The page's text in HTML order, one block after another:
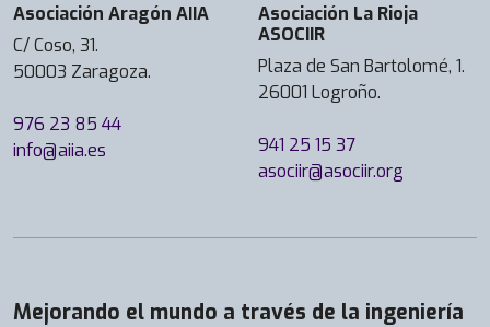
Asociación Aragón AIIA
C/ Coso, 31.
50003 Zaragoza.
976 23 85 44
info@aiia.es
Asociación La Rioja
ASOCIIR
Plaza de San Bartolomé, 1.
26001 Logroño.
941 25 15 37
asociir@asociir.org
Mejorando el mundo a través de la ingeniería